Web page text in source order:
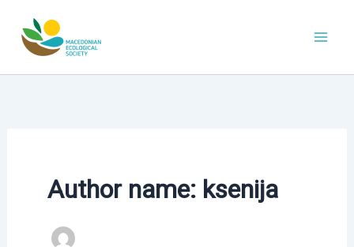
content
Author name: ksenija